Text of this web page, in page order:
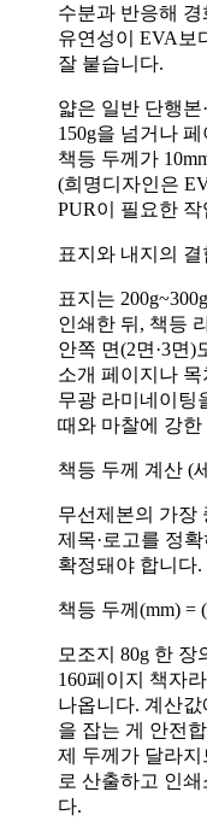
수분과 반응해
유연성이 EVA보
잘 붙습니다.
얇은 일반 단행
150g을 넘거나
책등 두께가
(희명디자인은
PUR이 필요한
표지와 내지의 결
표지는
인쇄한 뒤, 책등
안쪽 면(2면·3면
소개 페이지나
무광 라미네이팅
때와 마찰에 강
책등 두께 계산 (
무선제본의 가장
제목·로고를 정
확정돼야 합니다
책등 두께(mm) =
모조지 80g 한 장
160페이지 책자
나옵니다. 계산값
을 잡는 게 안전
제 두께가 달라
로 산출하고 인
다.